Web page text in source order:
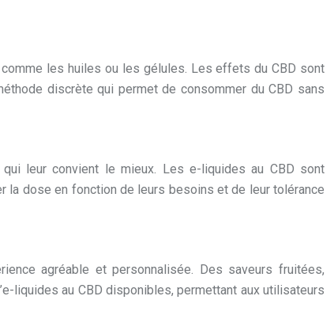
les huiles ou les gélules. Les effets du CBD sont
discrète qui permet de consommer du CBD sans
leur convient le mieux. Les e-liquides au CBD sont
la dose en fonction de leurs besoins et de leur tolérance
agréable et personnalisée. Des saveurs fruitées,
liquides au CBD disponibles, permettant aux utilisateurs